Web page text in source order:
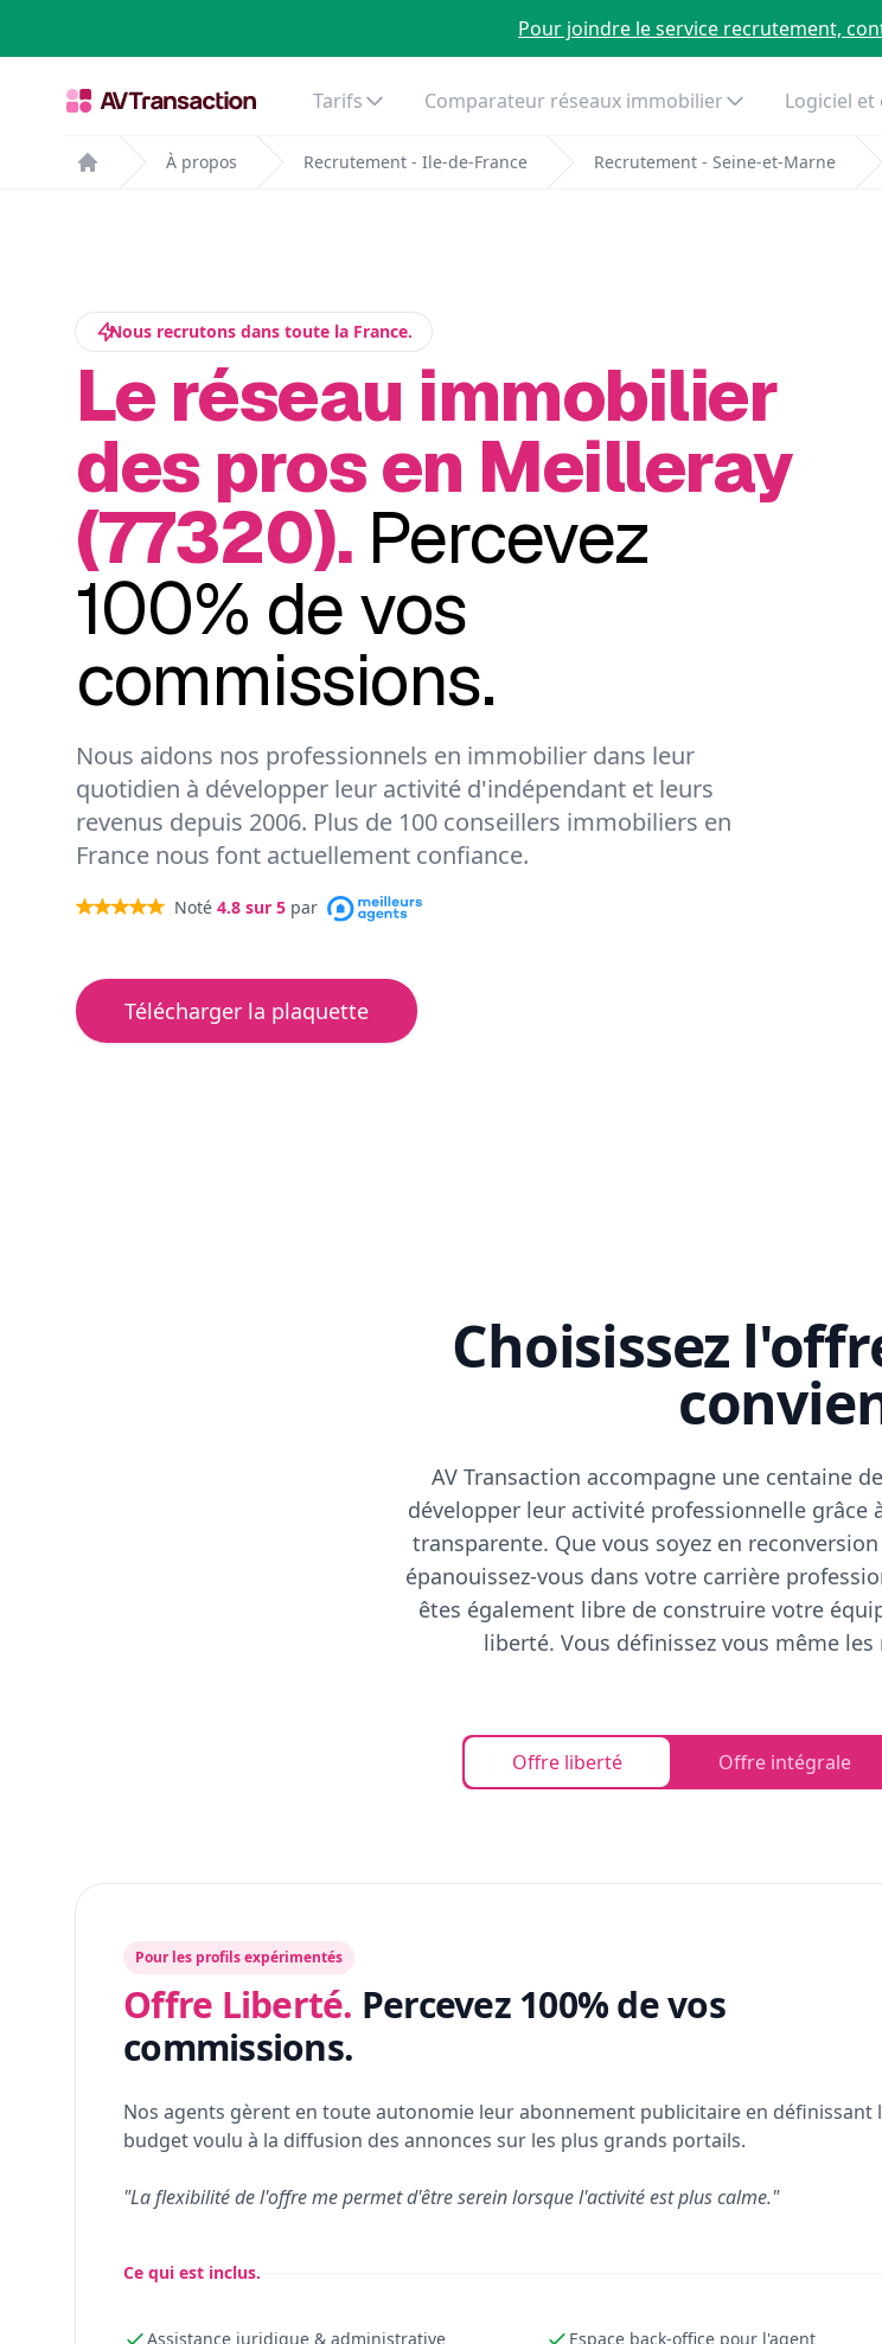
Pour joindre le service recrutement,
Tarifs Comparateur réseaux immobilier Logiciel et
Home
À propos Recrutement - Ile-de-France Recrutement - Seine-et-Marne
Nous recrutons dans toute la France.
Le réseau immobilier
des pros en Meilleray
(77320). Percevez
100% de vos
commissions.
Nous aidons nos professionnels en immobilier dans leur
quotidien à développer leur activité d'indépendant et leurs
revenus depuis 2006. Plus de 100 conseillers immobiliers en
France nous font actuellement confiance.
Noté 4.8 sur 5 par
Télécharger la plaquette
Choisissez
AV Transaction accompagne une centaine
développer leur activité professionnelle grâce
transparente. Que vous soyez en
épanouissez-vous dans votre carrière
êtes également libre de construire votre
liberté. Vous définissez vous même
Offre liberté Offre intégrale
Pour les profils expérimentés
Offre Liberté. Percevez 100% de vos
commissions.
Nos agents gèrent en toute autonomie leur abonnement publicitaire en définissant
budget voulu à la diffusion des annonces sur les plus grands portails.
"La flexibilité de l'offre me permet d'être serein lorsque l'activité est plus calme."
Ce qui est inclus.
Assistance juridique & administrative Espace back-office pour l'agent